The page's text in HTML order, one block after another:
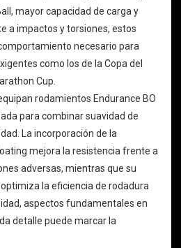
mayor capacidad de carga y
a impactos y torsiones, estos
necesario para
como los de la Copa del
Cup.
rodamientos Endurance BO
para combinar suavidad de
La incorporación de la
mejora la resistencia frente a
adversas, mientras que su
la eficiencia de rodadura
aspectos fundamentales en
detalle puede marcar la